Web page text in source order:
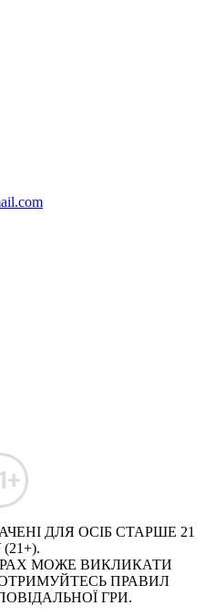
ДЛЯ ОСІБ СТАРШЕ 21
МОЖЕ ВИКЛИКАТИ
ПРАВИЛ
ГРИ.